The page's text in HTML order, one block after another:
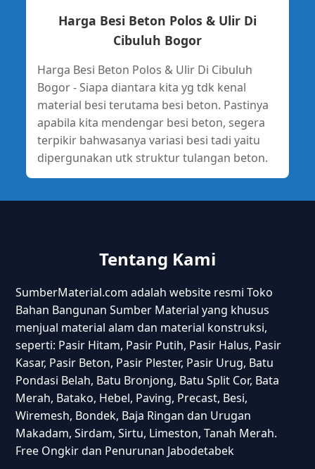
Harga Besi Beton Polos & Ulir Di
Cibuluh Bogor
Harga Besi Beton Polos & Ulir Di Cibuluh
Bogor - Siapa diantara kita yg tdk kenal
material besi terutama besi beton. Pastinya
apabila kita mendengar besi beton, segera
terpikir bahwasanya variasi besi tadi yaitu
dipergunakan utk struktur tulangan beton.
Tentang Kami
SumberMaterial.com adalah website resmi Toko
Bahan Bangunan Sumber Material yang khusus
menjual material alam dan material konstruksi,
seperti: Pasir Hitam, Pasir Putih, Pasir Halus, Pasir
Kasar, Pasir Beton, Pasir Plester, Pasir Urug, Batu
Pondasi Belah, Batu Bronjong, Batu Split Cor, Bata
Merah, Batako, Hebel, Paving, Precast, Besi,
Wiremesh, Bondek, Baja Ringan dan Urugan
Makadam, Sirdam, Sirtu, Limeston, Tanah Merah.
Free Ongkir dan Penurunan Jabodetabek